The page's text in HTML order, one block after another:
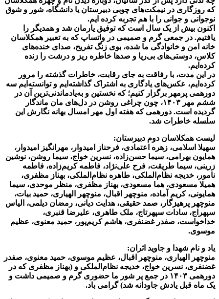
که روزگاری در نیمکت‌های چوبی دبیرستان یا دانشگاه، شور و شوق
نوجوانی و جوانی را با هم تجربه کرده ایم.
اکنون بیش از یک سال است که توفیق یارمان شد و همدیگر را
یافتیم. در جمعی گرم و صمیمی در واتساپ که به تعبیر همکلاسان
خانه امن و خانوادگی ما شده، بوی زنگ تفریح، صدای خنده‌های
کلاس، دوستی‌های بی‌ریا و صدها خاطره ریز و درشت را زنده
کرده‌ایم.
در این مدت، با رفاقت به جای رقابت، خاطرات گذشته را مرور
کرده‌ایم، عکس‌های یادگاری به اشتراک گذاشته‌ایم و توانسته‌ایم سه
دورهمی پرمهر برگزار کنیم؛ که نخستین و به‌یادماندنی‌ترین آن در
ششم مهر ۱۴۰۳، چون چراغی روشن در دل‌های مان ماندگار
گردیده است. دورهمی که هفته اول مهر امسال بهانه نگارش این
سلسله خاطرات شد.
لیست همکلاسان دوم دبیرستان:
سهیلا اسلامی، زهره اعتمادی، فرحناز امیدوار، مهرانگیز امیدوار،
همایون بهرامی، سیما حسن‌زاده، نسرین خواج، سیما روشن، نوشین
زرینی، سیما طریقت، فرح علی‌نژاد، فاطمه کریم‌زاده، فاطمه
نامور، خدیجه نظام‌الملکی، طاهره نظام‌الملکی، بهناز مظفری،
همیلا مسعودی، هما مسعودی، بهناز مظفری، منظر موحدی، سیما
همایونی، کریم آماده، منوچهر اقبال، منوچهر الهیاری، حمید بیات،
منوچهر پرهیزگار، صمد حقیقی، هدایت دیانی، رمضان دیلمی، الیاس
سپهراج، سادات سپهرتاج، ملک طاهری، علیرضا قنبری،
خداخواست، صفدر غضنفری، هاشم کریم‌پور، حمید معنوی، عظیم
موسوی.
یاد و نام شهدا و جاوید اثران:
منوچهر الهیاری، منوچهر اقبال، عظیم موسوی، حمید معنوی، صفدر
غضنفری، نسرین خواج، خدیجه نظام‌الملکی و (بهناز مظفری که در
دورهمی ۱۴۰۳ در جمع پر شور ما حضوری گرم و صمیمی داشت و
یک ماه قبل یادش جاودانه شد) گرامی باد.